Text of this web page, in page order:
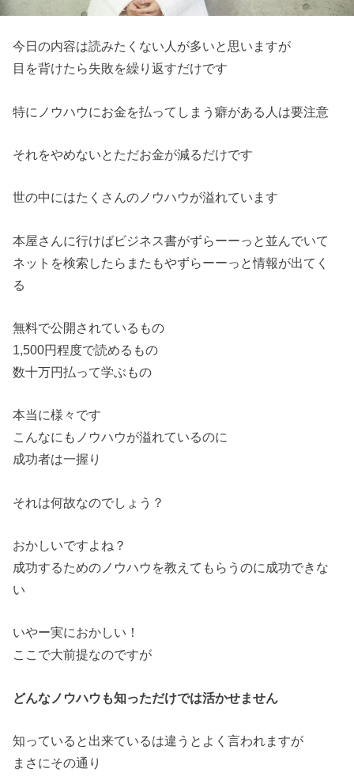
今日の内容は読みたくない人が多いと思いますが
目を背けたら失敗を繰り返すだけです
特にノウハウにお金を払ってしまう癖がある人は要注意
それをやめないとただお金が減るだけです
世の中にはたくさんのノウハウが溢れています
本屋さんに行けばビジネス書がずらーーっと並んでいて
ネットを検索したらまたもやずらーーっと情報が出てく
る
無料で公開されているもの
1,500円程度で読めるもの
数十万円払って学ぶもの
本当に様々です
こんなにもノウハウが溢れているのに
成功者は一握り
それは何故なのでしょう？
おかしいですよね？
成功するためのノウハウを教えてもらうのに成功できな
い
いやー実におかしい！
ここで大前提なのですが
どんなノウハウも知っただけでは活かせません
知っていると出来ているは違うとよく言われますが
まさにその通り